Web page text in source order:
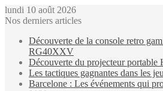
lundi 10 août 2026
Nos derniers articles
Découverte de la console retro
RG40XXV
Découverte du projecteur
Les tactiques gagnantes dans les
Barcelone : Les événements qui